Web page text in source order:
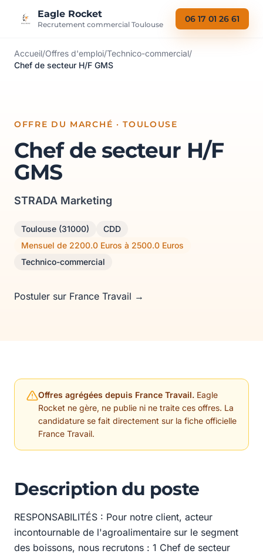
Eagle Rocket
Recrutement commercial Toulouse
06 17 01 26 61
Accueil/Offres d'emploi/Technico-commercial/
Chef de secteur H/F GMS
OFFRE DU MARCHÉ · TOULOUSE
Chef de secteur H/F
GMS
STRADA Marketing
Toulouse (31000)
CDD
Mensuel de 2200.0 Euros à 2500.0 Euros
Technico-commercial
Postuler sur France Travail →
Offres agrégées depuis France Travail. Eagle
Rocket ne gère, ne publie ni ne traite ces offres. La
candidature se fait directement sur la fiche officielle
France Travail.
Description du poste
RESPONSABILITÉS : Pour notre client, acteur
incontournable de l'agroalimentaire sur le segment
des boissons, nous recrutons : 1 Chef de secteur